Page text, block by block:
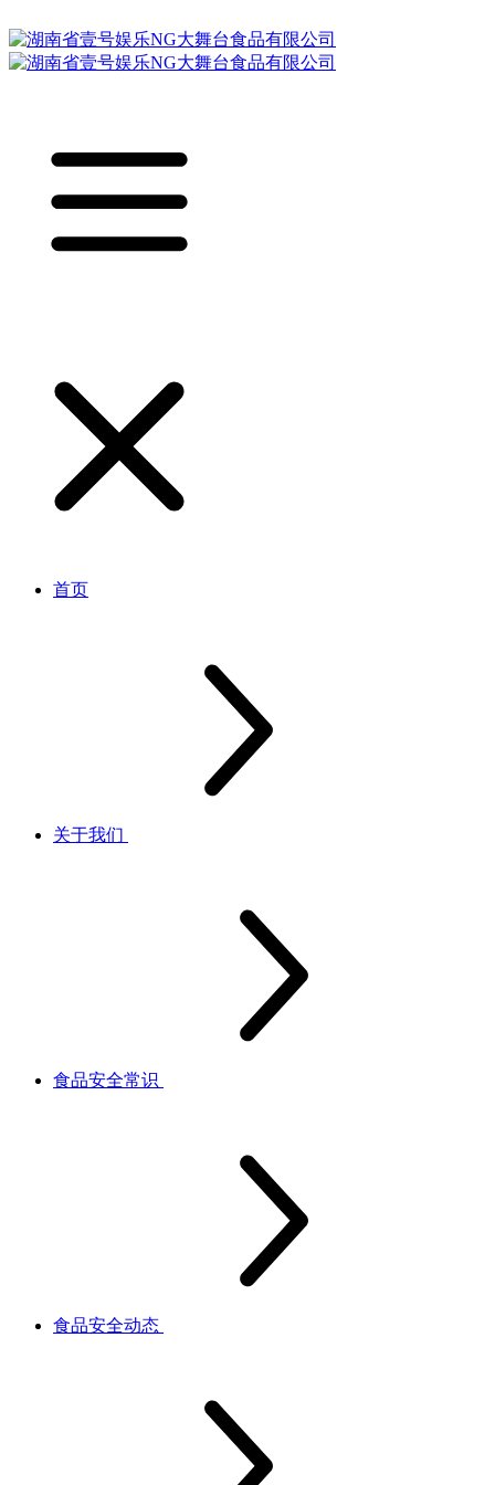
首页
关于我们
食品安全常识
食品安全动态